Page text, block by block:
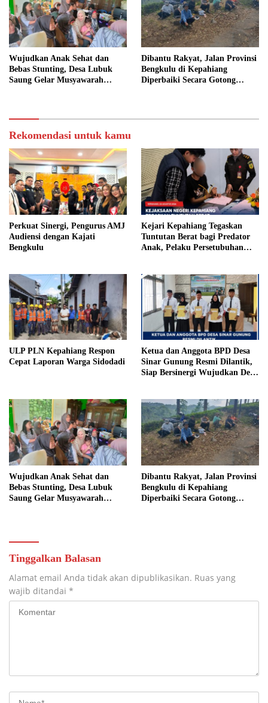
Wujudkan Anak Sehat dan
Bebas Stunting, Desa Lubuk
Saung Gelar Musyawarah
Dibantu Rakyat, Jalan Provinsi
Bengkulu di Kepahiang
Diperbaiki Secara Gotong
Rekomendasi untuk kamu
Perkuat Sinergi, Pengurus AMJ
Audiensi dengan Kajati
Bengkulu
Kejari Kepahiang Tegaskan
Tuntutan Berat bagi Predator
Anak, Pelaku Persetubuhan
Penjara
ULP PLN Kepahiang Respon
Cepat Laporan Warga Sidodadi
Ketua dan Anggota BPD Desa
Sinar Gunung Resmi Dilantik,
Siap Bersinergi Wujudkan Desa
Wujudkan Anak Sehat dan
Bebas Stunting, Desa Lubuk
Saung Gelar Musyawarah
Dibantu Rakyat, Jalan Provinsi
Bengkulu di Kepahiang
Diperbaiki Secara Gotong
Tinggalkan Balasan
Alamat email Anda tidak akan dipublikasikan. Ruas yang
wajib ditandai *